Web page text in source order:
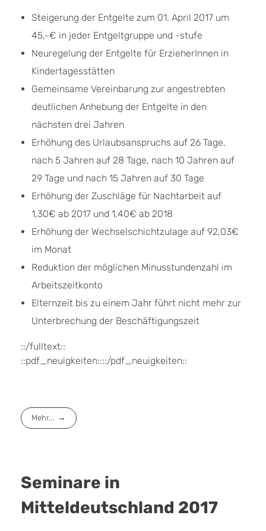
Steigerung der Entgelte zum 01. April 2017 um
45,-€ in jeder Entgeltgruppe und -stufe
Neuregelung der Entgelte für ErzieherInnen in
Kindertagesstätten
Gemeinsame Vereinbarung zur angestrebten
deutlichen Anhebung der Entgelte in den
nächsten drei Jahren
Erhöhung des Urlaubsanspruchs auf 26 Tage,
nach 5 Jahren auf 28 Tage, nach 10 Jahren auf
29 Tage und nach 15 Jahren auf 30 Tage
Erhöhung der Zuschläge für Nachtarbeit auf
1,30€ ab 2017 und 1,40€ ab 2018
Erhöhung der Wechselschichtzulage auf 92,03€
im Monat
Reduktion der möglichen Minusstundenzahl im
Arbeitszeitkonto
Elternzeit bis zu einem Jahr führt nicht mehr zur
Unterbrechung der Beschäftigungszeit
::/fulltext::
::pdf_neuigkeiten::::/pdf_neuigkeiten::
Mehr...
Seminare in
Mitteldeutschland 2017